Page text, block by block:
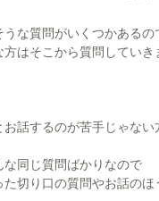
な質問がいくつかあるの
方はそこから質問していき
お話するのが苦手じゃない
な同じ質問ばかりなので
た切り口の質問やお話のほ